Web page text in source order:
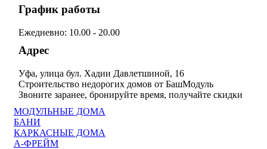
График работы
Ежедневно: 10.00 - 20.00
Адрес
Уфа, улица бул. Хадии Давлетшиной, 16
Строительство недорогих домов от БашМодуль
Звоните заранее, бронируйте время, получайте скидки
МОДУЛЬНЫЕ ДОМА
БАНИ
КАРКАСНЫЕ ДОМА
А-ФРЕЙМ